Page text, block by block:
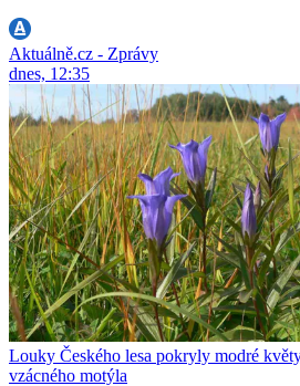
Aktuálně.cz - Zprávy
dnes, 12:35
Louky Českého lesa pokryly modré
vzácného motýla